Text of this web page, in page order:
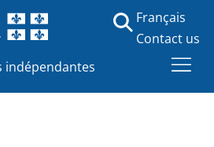
indépendantes
Français
Contact us